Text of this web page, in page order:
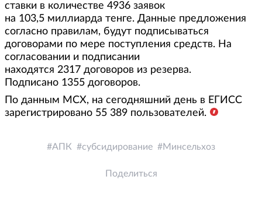
ставки в количестве 4936 заявок
на 103,5 миллиарда тенге. Данные предложения
согласно правилам, будут подписываться
договорами по мере поступления средств. На
согласовании и подписании
находятся 2317 договоров из резерва.
Подписано 1355 договоров.
По данным МСХ, на сегодняшний день в ЕГИСС
зарегистрировано 55 389 пользователей.
АПК субсидирование Минсельхоз
Поделиться